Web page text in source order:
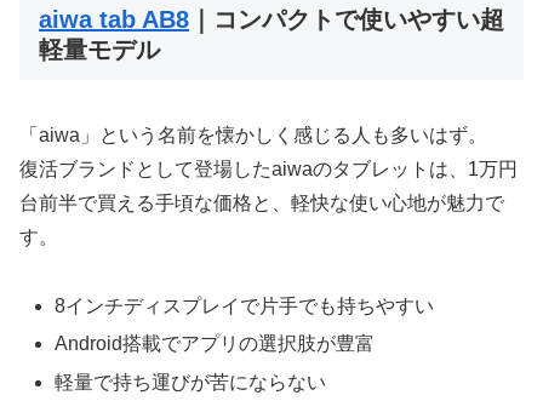
aiwa tab AB8 ｜コンパクトで使いやすい超
軽量モデル
「aiwa」という名前を懐かしく感じる人も多いはず。
復活ブランドとして登場したaiwaのタブレットは、1万円
台前半で買える手頃な価格と、軽快な使い心地が魅力で
す。
8インチディスプレイで片手でも持ちやすい
Android搭載でアプリの選択肢が豊富
軽量で持ち運びが苦にならない